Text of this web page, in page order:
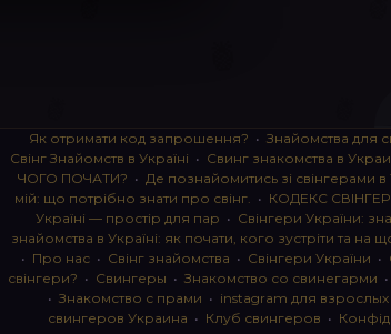
Як отримати код запрошення? • Знайомства для
Свінг Знайомств в Україні • Свинг знакомства в
ЧОГО ПОЧАТИ? • Де познайомитись зі свінгерами в
мій: що потрібно знати про свінг. • КОДЕКС
Україні — простір для пар • Свінгери України:
знайомства в Україні: як почати, кого зустріти та на
• Про нас • Свінг знайомства • Свінгери України •
свінгери? • Свингеры • Знакомство со свинегарми •
• Знакомство с прами • instagram для взрослых
свингеров Украина • Клуб свингеров •